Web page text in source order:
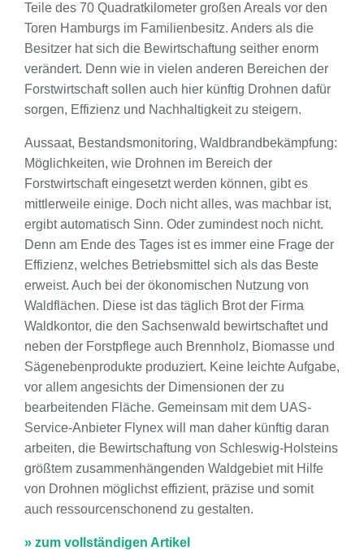
Teile des 70 Quadratkilometer großen Areals vor den
Toren Hamburgs im Familienbesitz. Anders als die
Besitzer hat sich die Bewirtschaftung seither enorm
verändert. Denn wie in vielen anderen Bereichen der
Forstwirtschaft sollen auch hier künftig Drohnen dafür
sorgen, Effizienz und Nachhaltigkeit zu steigern.
Aussaat, Bestandsmonitoring, Waldbrandbekämpfung:
Möglichkeiten, wie Drohnen im Bereich der
Forstwirtschaft eingesetzt werden können, gibt es
mittlerweile einige. Doch nicht alles, was machbar ist,
ergibt automatisch Sinn. Oder zumindest noch nicht.
Denn am Ende des Tages ist es immer eine Frage der
Effizienz, welches Betriebsmittel sich als das Beste
erweist. Auch bei der ökonomischen Nutzung von
Waldflächen. Diese ist das täglich Brot der Firma
Waldkontor, die den Sachsenwald bewirtschaftet und
neben der Forstpflege auch Brennholz, Biomasse und
Sägenebenprodukte produziert. Keine leichte Aufgabe,
vor allem angesichts der Dimensionen der zu
bearbeitenden Fläche. Gemeinsam mit dem UAS-
Service-Anbieter Flynex will man daher künftig daran
arbeiten, die Bewirtschaftung von Schleswig-Holsteins
größtem zusammenhängenden Waldgebiet mit Hilfe
von Drohnen möglichst effizient, präzise und somit
auch ressourcenschonend zu gestalten.
» zum vollständigen Artikel